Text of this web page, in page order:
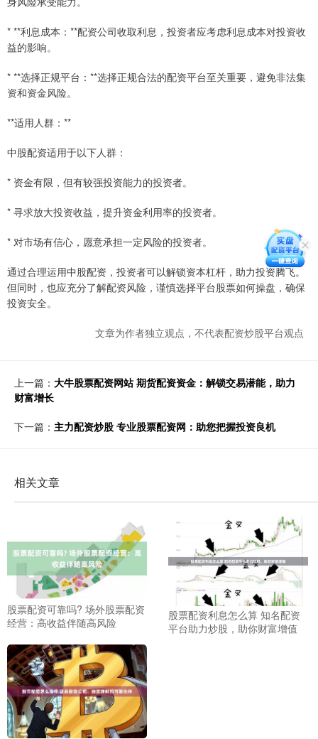
* **利息成本：**配资公司收取利息，投资者应考虑利息成本对投资收
益的影响。
* **选择正规平台：**选择正规合法的配资平台至关重要，避免非法集
资和资金风险。
**适用人群：**
中股配资适用于以下人群：
* 资金有限，但有较强投资能力的投资者。
* 寻求放大投资收益，提升资金利用率的投资者。
* 对市场有信心，愿意承担一定风险的投资者。
通过合理运用中股配资，投资者可以解锁资本杠杆，助力投资腾飞。
但同时，也应充分了解配资风险，谨慎选择平台股票如何操盘，确保
投资安全。
文章为作者独立观点，不代表配资炒股平台观点
上一篇： 大牛股票配资网站 期货配资资金：解锁交易潜能，助力
财富增长
下一篇： 主力配资炒股 专业股票配资网：助您把握投资良机
相关文章
股票配资可靠吗? 场外股票配资
经营：高收益伴随高风险
股票配资利息怎么算 知名配资
平台助力炒股，助你财富增值